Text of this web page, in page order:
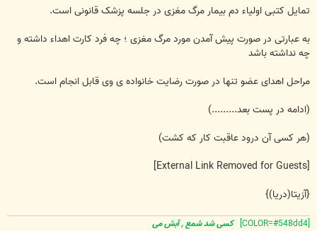
تمایل کتبی اولیاء دم بیمار مرگ مغزی در جلسه پزشک قانونی است.
به عبارتی در صورت پیش آمدن مورد مرگ مغزی ؛ چه فرد کارت اهداء داشته و
چه نداشته باشد
مراحل اهدای عضو تنها در صورت رضایت خانواده ی وی قابل انجام است.
(ادامه در پست بعد.........)
(هر کسی آن درود عاقبت کار که کشت)
{آزیتا(دریا)}
کسی شد شمع , آبش می